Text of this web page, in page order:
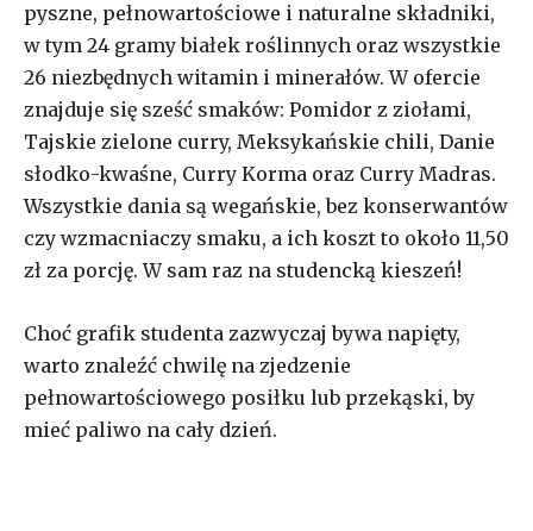
pyszne, pełnowartościowe i naturalne składniki,
w tym 24 gramy białek roślinnych oraz wszystkie
26 niezbędnych witamin i minerałów. W ofercie
znajduje się sześć smaków: Pomidor z ziołami,
Tajskie zielone curry, Meksykańskie chili, Danie
słodko-kwaśne, Curry Korma oraz Curry Madras.
Wszystkie dania są wegańskie,bez konserwantów
czy wzmacniaczy smaku, a ich koszt to około 11,50
zł za porcję. W sam raz na studencką kieszeń!
Choć grafik studenta zazwyczaj bywa napięty,
warto znaleźć chwilę na zjedzenie
pełnowartościowego posiłku lub przekąski, by
mieć paliwo na cały dzień.